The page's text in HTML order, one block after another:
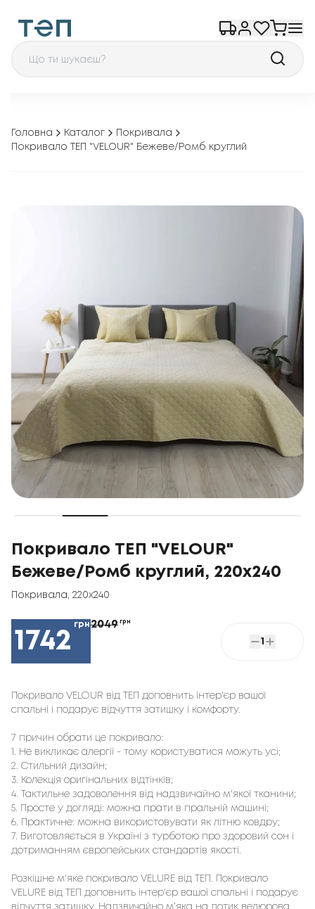
Головна Каталог
Покривала
Покривало ТЕП "VELOUR" Бежеве/Ромб круглий
Покривало ТЕП "VELOUR"
Бежеве/Ромб круглий, 220x240
Покривала 220x240
1742
грн2049 грн
1
Покривало VELOUR від ТЕП доповнить інтер'єр вашої
спальні і подарує відчуття затишку і комфорту.
7 причин обрати це покривало:
1. Не викликає алергії - тому користуватися можуть усі;
2. Стильний дизайн;
3. Колекція оригінальних відтінків;
4. Тактильне задоволення від надзвичайно м'якої тканини;
5. Просте у догляді: можна прати в пральній машині;
6. Практичне: можна використовувати як літню ковдру;
7. Виготовляється в Україні з турботою про здоровий сон і
дотриманням європейських стандартів якості.
Розкішне м'яке покривало VELURE від ТЕП. Покривало
VELURE від ТЕП доповнить інтер'єр вашої спальні і подарує
відчуття затишку. Надзвичайно м’яка на дотик велюрова